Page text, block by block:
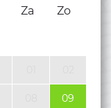
Za Zo
09